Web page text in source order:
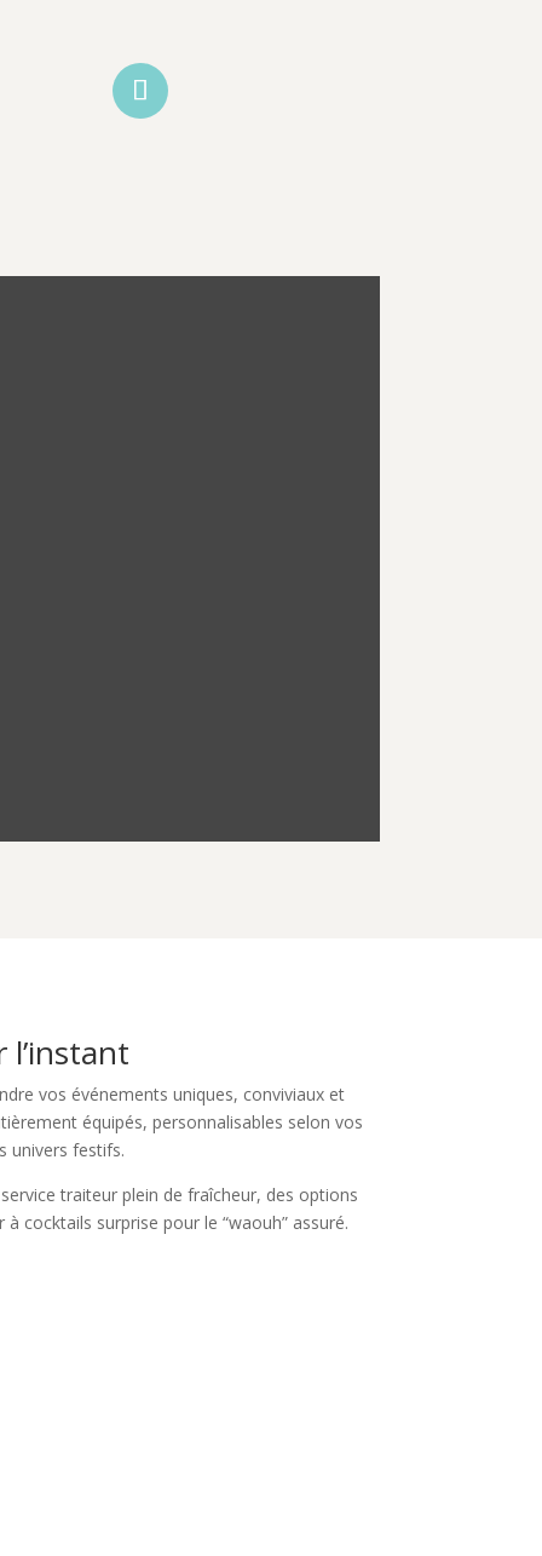
vos événements uniques, conviviaux et
équipés, personnalisables selon vos
univers festifs.
traiteur plein de fraîcheur, des options
cocktails surprise pour le “waouh” assuré.